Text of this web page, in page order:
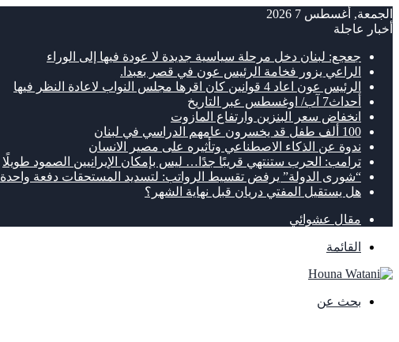
الجمعة, أغسطس 7 2026
أخبار عاجلة
جعجع: لبنان دخل مرحلة سياسية جديدة لا عودة فيها إلى الوراء
الراعي يزور فخامة الرئيس عون في قصر بعبدا.
الرئيس عون اعاد 4 قوانين كان اقرها مجلس النواب لاعادة النظر فيها
أحداث7 آب/ اوغسطس عبر التاريخ
انخفاض سعر البنزين وارتفاع المازوت
100 ألف طفل قد يخسرون عامهم الدراسي في لبنان
ندوة عن الذكاء الاصطناعي وتأثيره على مصير الانسان
ترامب: الحرب ستنتهي قريبًا جدًا… ليس بإمكان الإيرانيين الصمود طويلًا
“شورى الدولة” يرفض تقسيط الرواتب: لتسديد المستحقات دفعة واحدة
هل يستقيل المفتي دريان قبل نهاية الشهر؟
مقال عشوائي
القائمة
بحث عن